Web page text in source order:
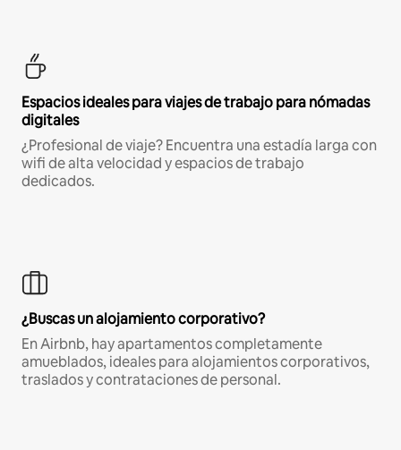
Espacios ideales para viajes de trabajo para nómadas
digitales
¿Profesional de viaje? Encuentra una estadía larga con
wifi de alta velocidad y espacios de trabajo
dedicados.
¿Buscas un alojamiento corporativo?
En Airbnb, hay apartamentos completamente
amueblados, ideales para alojamientos corporativos,
traslados y contrataciones de personal.